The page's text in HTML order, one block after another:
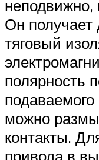
неподвижно,
Он получает
тяговый
полярность
подаваемого
можно
контакты.
привода в